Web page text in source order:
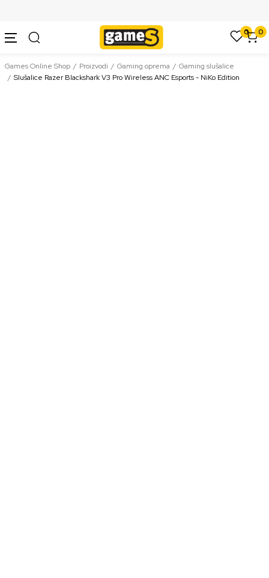
0 0
Games Online Shop Proizvodi Gaming oprema
Gaming slušalice
Slušalice Razer Blackshark V3 Pro Wireless ANC Esports - NiKo Edition